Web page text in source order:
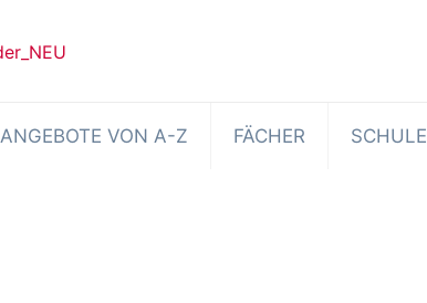
ANGEBOTE VON A-Z FÄCHER SCHULE